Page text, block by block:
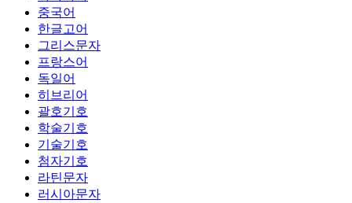
중국어
한글고어
그리스문자
프랑스어
독일어
히브리어
괄호기호
학술기호
기술기호
첨자기호
라틴문자
러시아문자